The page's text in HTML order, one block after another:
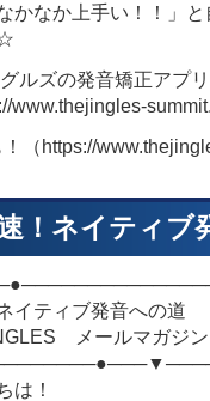
なか上手い！！」と
ルズの発音矯正アプ
www.thejingles-
（https://
！ネイティブ
イティブ発音への道
メールマガジン
は！